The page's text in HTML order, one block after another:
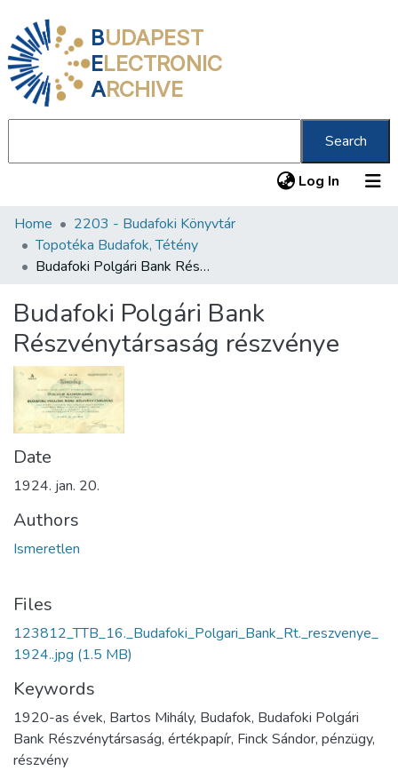
BUDAPEST
ELECTRONIC
ARCHIVE
Search
Log In (current)
Communities & Collections
All of DSpace
About us
Home
2203 - Budafoki Könyvtár
Topotéka Budafok, Tétény
Budafoki Polgári Bank Részvénytársaság részvénye
Budafoki Polgári Bank
Részvénytársaság részvénye
Date
1924. jan. 20.
Authors
Ismeretlen
Files
123812_TTB_16._Budafoki_Polgari_Bank_Rt._reszvenye_
1924..jpg (1.5 MB)
Keywords
1920-as évek, Bartos Mihály, Budafok, Budafoki Polgári
Bank Részvénytársaság, értékpapír, Finck Sándor, pénzügy,
részvény